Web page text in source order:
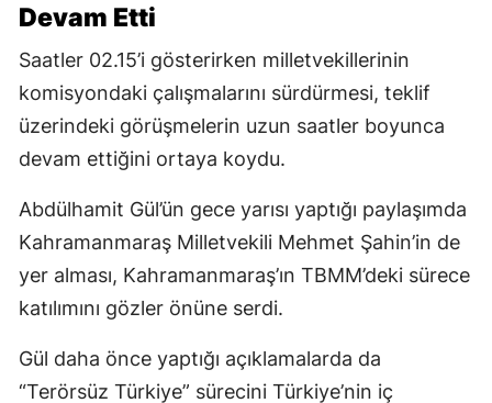
Devam Etti
Saatler 02.15’i gösterirken milletvekillerinin
komisyondaki çalışmalarını sürdürmesi, teklif
üzerindeki görüşmelerin uzun saatler boyunca
devam ettiğini ortaya koydu.
Abdülhamit Gül’ün gece yarısı yaptığı paylaşımda
Kahramanmaraş Milletvekili Mehmet Şahin’in de
yer alması, Kahramanmaraş’ın TBMM’deki sürece
katılımını gözler önüne serdi.
Gül daha önce yaptığı açıklamalarda da
“Terörsüz Türkiye” sürecini Türkiye’nin iç